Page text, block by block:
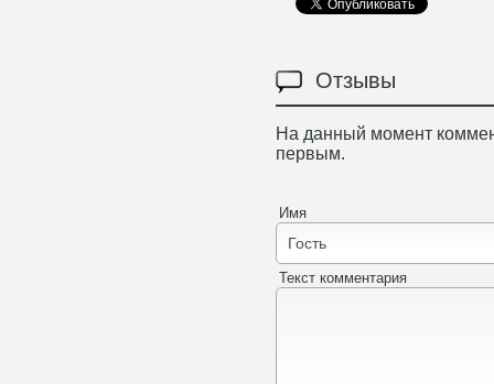
Отзывы
На данный момент
первым.
Имя
Текст комментария